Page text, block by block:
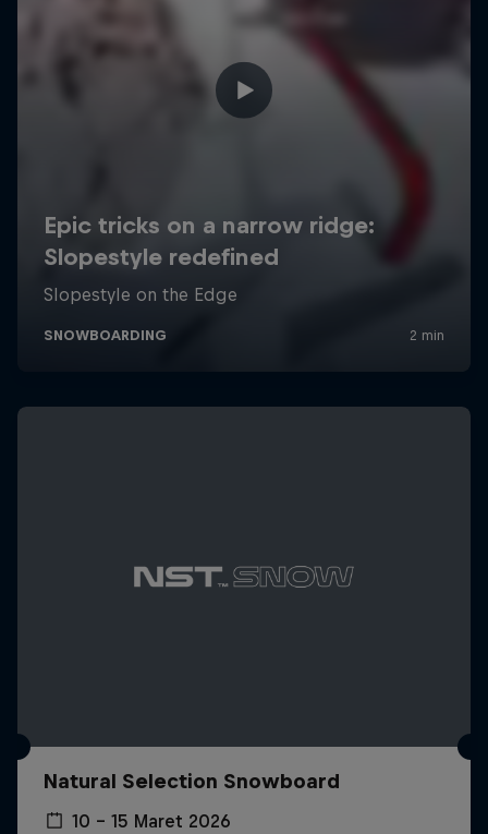
Natural Selection Snowboard
10 – 15 Maret 2026